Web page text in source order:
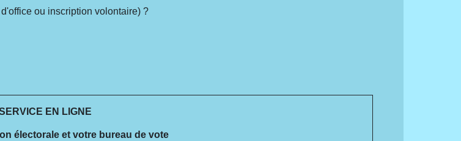
ou inscription volontaire) ?
EN LIGNE
électorale et votre bureau de vote